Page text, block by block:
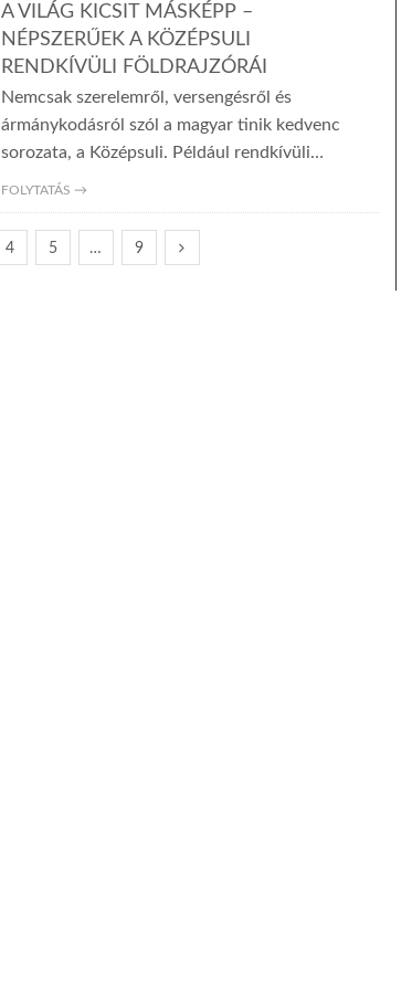
A VILÁG KICSIT MÁSKÉPP –
NÉPSZERŰEK A KÖZÉPSULI
RENDKÍVÜLI FÖLDRAJZÓRÁI
Nemcsak szerelemről, versengésről és
ármánykodásról szól a magyar tinik kedvenc
sorozata, a Középsuli. Például rendkívüli…
FOLYTATÁS →
4 5 … 9